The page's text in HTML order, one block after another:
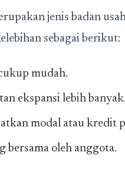
jenis badan
sebagai berikut:
mudah.
ekspansi lebih banyak.
modal atau kredit
bersama oleh anggota.